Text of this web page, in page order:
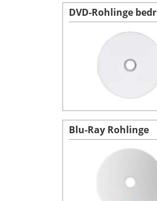
DVD-Rohlinge
Blu-Ray Rohlinge